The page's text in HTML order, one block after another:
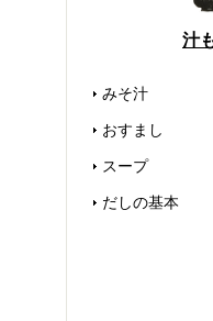
汁
みそ汁
おすまし
スープ
だしの基本